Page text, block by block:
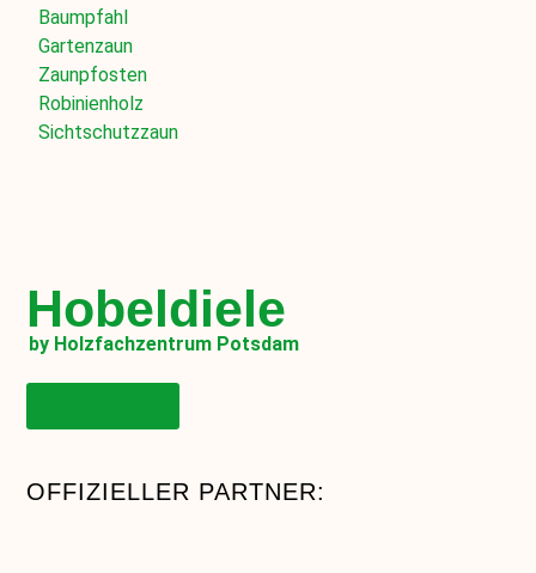
Baumpfahl
Gartenzaun
Zaunpfosten
Robinienholz
Sichtschutzzaun
Hobeldiele
by Holzfachzentrum Potsdam
OFFIZIELLER PARTNER: